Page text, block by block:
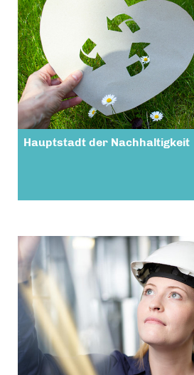
Hauptstadt der Nachhaltigkeit